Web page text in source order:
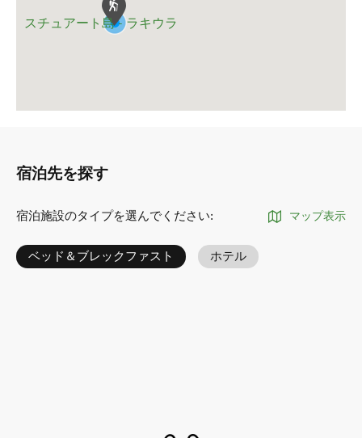
スチュアート島 - ラキウラ
宿泊先を探す
宿泊施設のタイプを選んでください: マップ表示
ベッド＆ブレックファスト ホテル